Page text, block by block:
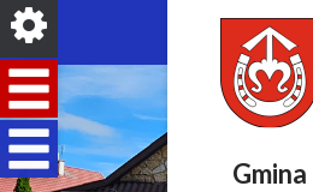
Gmina